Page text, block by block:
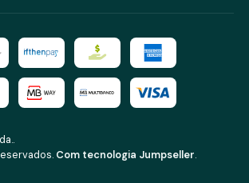
Com tecnologia Jumpseller.